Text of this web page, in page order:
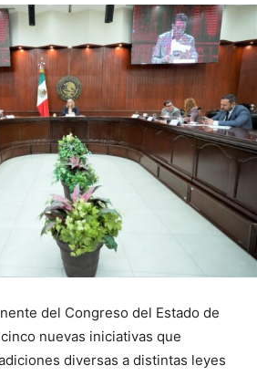
del Congreso del Estado de
nuevas iniciativas que
diversas a distintas leyes